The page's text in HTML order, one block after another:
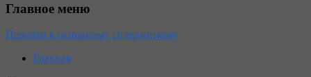
Главное меню
Перейти к основному содержимому
Главная